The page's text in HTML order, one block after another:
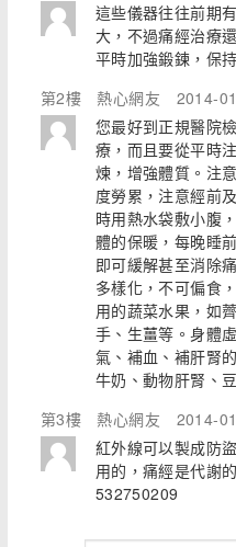
這些儀器往往前期
大，不過痛經治療
平時加強鍛鍊，保
第2樓
熱心網友
2014-
您最好到正規醫院
療，而且要從平時
煉，增強體質。注
度勞累，注意經前
時用熱水袋敷小腹
體的保暖，每晚睡
即可緩解甚至消除
多樣化，不可偏食
用的蔬菜水果，如
手、生薑等。身體
氣、補血、補肝腎
牛奶、動物肝腎、
第3樓
熱心網友
2014-
紅外線可以製成防
用的，痛經是代謝
532750209